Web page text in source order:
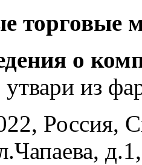
торговые
о
из
Россия,
д.1,